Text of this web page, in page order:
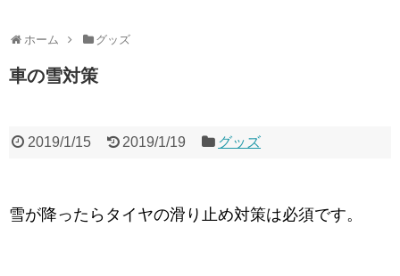
ホーム グッズ
車の雪対策
2019/1/15 2019/1/19 グッズ
雪が降ったらタイヤの滑り止め対策は必須です。